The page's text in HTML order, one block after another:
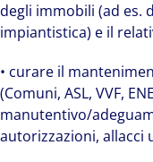
degli immobili (ad es.
impiantistica) e il
• curare il
(Comuni, ASL, VVF,
manutentivo/
autorizzazioni, allacci